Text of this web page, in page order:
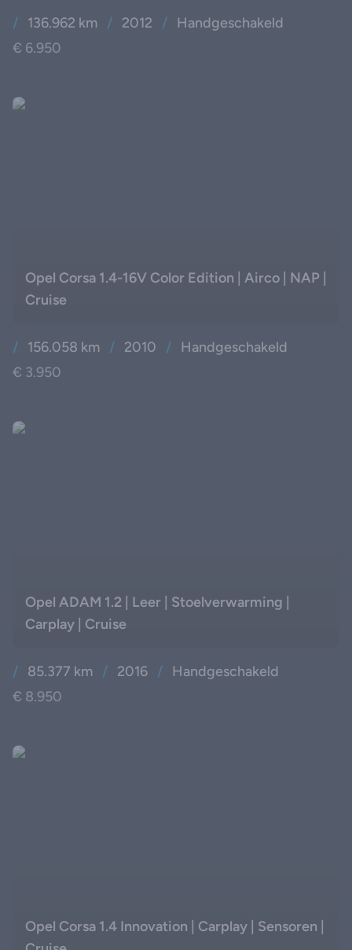
/ 136.962 km / 2012 / Handgeschakeld
€ 6.950
/ 156.058 km / 2010 / Handgeschakeld
€ 3.950
Opel Corsa 1.4-16V Color Edition | Airco | NAP |
Cruise
/ 85.377 km / 2016 / Handgeschakeld
€ 8.950
Opel ADAM 1.2 | Leer | Stoelverwarming |
Carplay | Cruise
Opel Corsa 1.4 Innovation | Carplay | Sensoren |